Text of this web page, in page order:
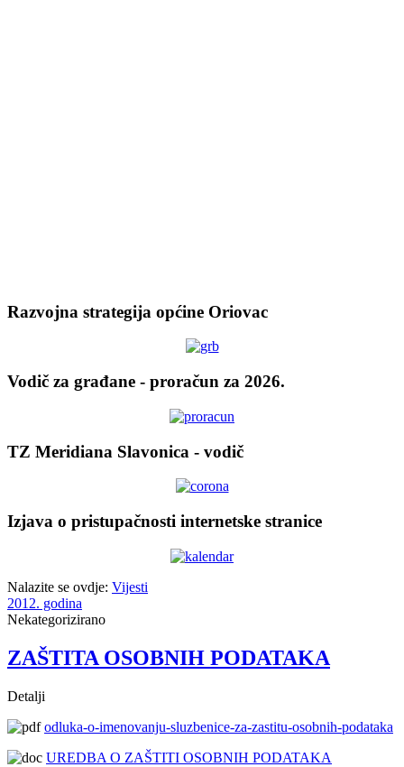
Razvojna strategija općine Oriovac
Vodič za građane - proračun za 2026.
TZ Meridiana Slavonica - vodič
Izjava o pristupačnosti internetske stranice
Nalazite se ovdje: Vijesti
2012. godina
Nekategorizirano
ZAŠTITA OSOBNIH PODATAKA
Detalji
odluka-o-imenovanju-sluzbenice-za-zastitu-osobnih-podataka
UREDBA O ZAŠTITI OSOBNIH PODATAKA